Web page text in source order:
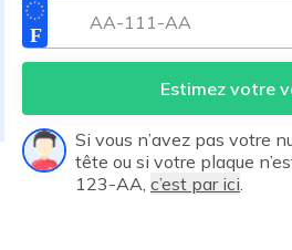
Estimez votre
Si vous n’avez pas votre
tête ou si votre plaque
123-AA, c’est par ici